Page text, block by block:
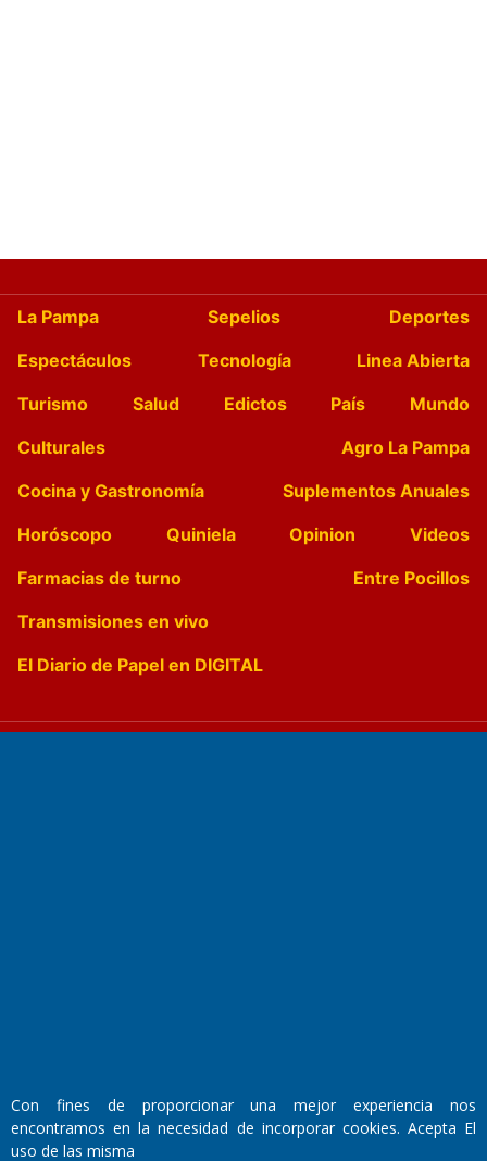
La Pampa Sepelios
Deportes
Espectáculos
Tecnología
Linea Abierta
Turismo
Salud Edictos País
Mundo
Culturales
Agro La Pampa
Cocina y Gastronomía
Suplementos Anuales
Horóscopo
Quiniela Opinion
Videos
Farmacias de turno
Entre Pocillos
Transmisiones en vivo
El Diario de Papel en DIGITAL
Walter René Goñi
Con fines de proporcionar una mejor experiencia nos
encontramos en la necesidad de incorporar cookies. Acepta El
uso de las misma